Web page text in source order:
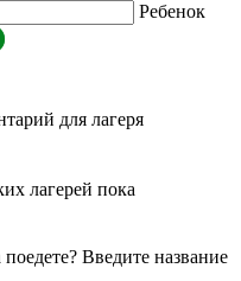
Ребенок
для лагеря
лагерей пока
Введите название